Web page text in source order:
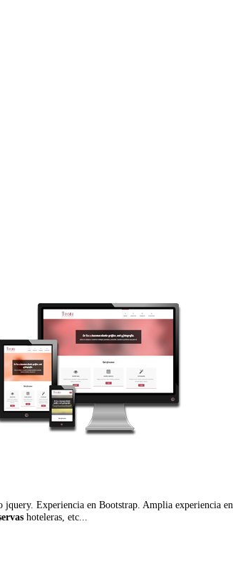
jquery. Experiencia en Bootstrap. Amplia experiencia en
hoteleras, etc...